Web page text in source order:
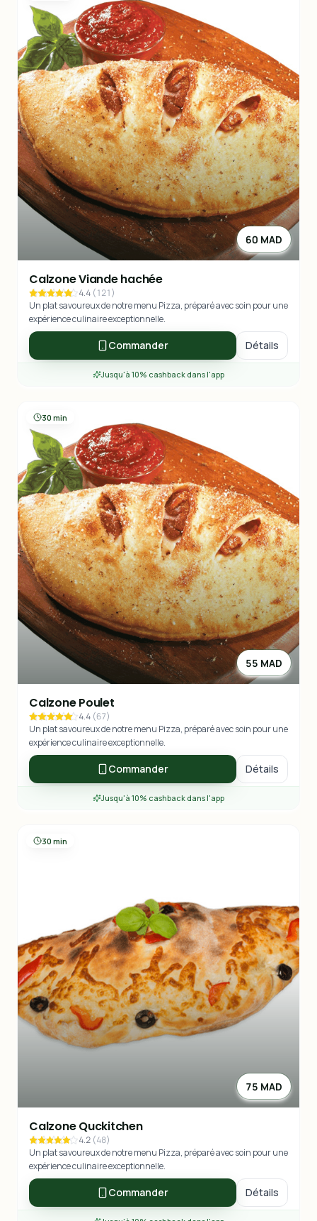
60 MAD
Calzone Viande hachée
4.4 (121)
Un plat savoureux de notre menu Pizza, préparé avec soin pour une
expérience culinaire exceptionnelle.
Commander Détails
Jusqu'à 10% cashback dans l'app
30 min
55 MAD
Calzone Poulet
4.4 (67)
Un plat savoureux de notre menu Pizza, préparé avec soin pour une
expérience culinaire exceptionnelle.
Commander Détails
Jusqu'à 10% cashback dans l'app
30 min
75 MAD
Calzone Quckitchen
4.2 (48)
Un plat savoureux de notre menu Pizza, préparé avec soin pour une
expérience culinaire exceptionnelle.
Commander Détails